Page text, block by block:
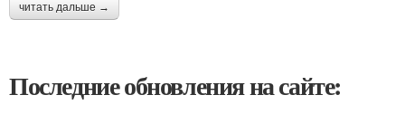
читать дальше →
Последние обновления на сайте: